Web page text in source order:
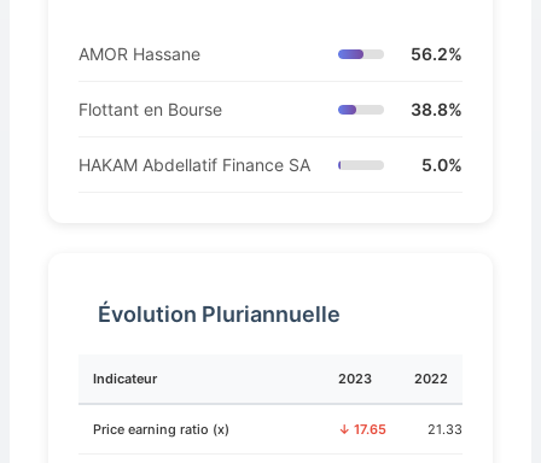
AMOR Hassane 56.2%
Flottant en Bourse 38.8%
HAKAM Abdellatif Finance SA 5.0%
Évolution Pluriannuelle
Indicateur 2023 2022
Price earning ratio (x) ↓ 17.65 21.33